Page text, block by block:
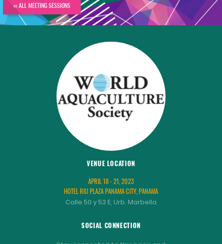
<< ALL MEETING SESSIONS
VENUE LOCATION
APRIL 18 - 21, 2023
HOTEL RIU PLAZA PANAMA CITY, PANAMA
Calle 50 y 53 E, Urb. Marbella
SOCIAL CONNECTION